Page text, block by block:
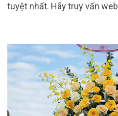
tuyệt nhất. Hãy truy vấn